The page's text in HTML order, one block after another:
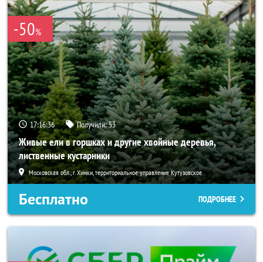
-50%
17:16:34 Получили:53
Живые ели в горшках и другие хвойные деревья,
лиственные кустарники
Московская обл., г. Химки, территориальное управление Кутузовское
Бесплатно ПОДРОБНЕЕ